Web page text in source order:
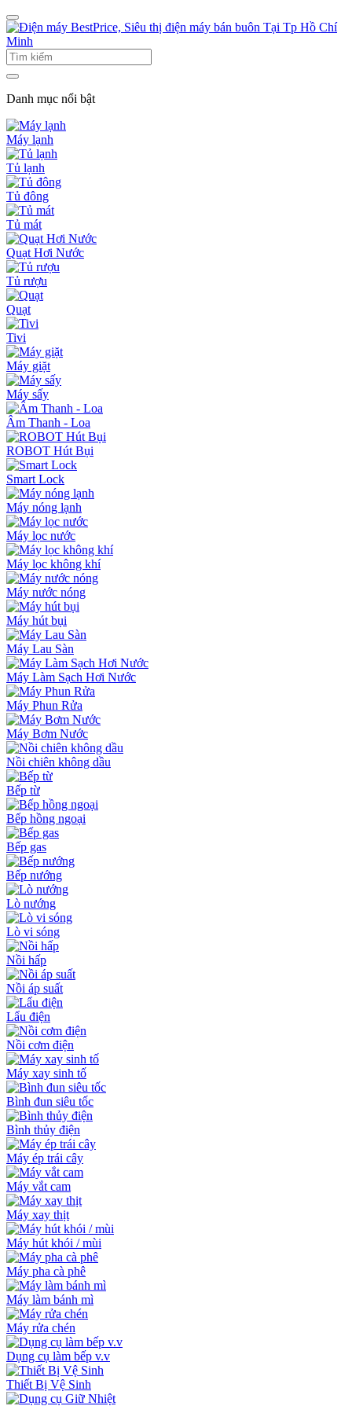
Danh mục nổi bật
Máy lạnh
Tủ lạnh
Tủ đông
Tủ mát
Quạt Hơi Nước
Tủ rượu
Quạt
Tivi
Máy giặt
Máy sấy
Âm Thanh - Loa
ROBOT Hút Bụi
Smart Lock
Máy nóng lạnh
Máy lọc nước
Máy lọc không khí
Máy nước nóng
Máy hút bụi
Máy Lau Sàn
Máy Làm Sạch Hơi Nước
Máy Phun Rửa
Máy Bơm Nước
Nồi chiên không dầu
Bếp từ
Bếp hồng ngoại
Bếp gas
Bếp nướng
Lò nướng
Lò vi sóng
Nồi hấp
Nồi áp suất
Lẩu điện
Nồi cơm điện
Máy xay sinh tố
Bình đun siêu tốc
Bình thủy điện
Máy ép trái cây
Máy vắt cam
Máy xay thịt
Máy hút khói / mùi
Máy pha cà phê
Máy làm bánh mì
Máy rửa chén
Dụng cụ làm bếp v.v
Thiết Bị Vệ Sinh